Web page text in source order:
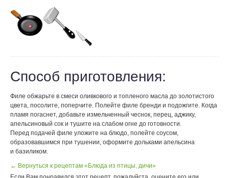
Способ приготовления:
Филе обжарьте в смеси оливкового и топленого масла до золотистого
цвета, посолите, поперчите. Полейте филе бренди и подожгите. Когда
пламя погаснет, добавьте измельченный чеснок, перец, аджику,
апельсиновый сок и тушите на слабом огне до готовности.
Перед подачей филе уложите на блюдо, полейте соусом,
образовавшимся при тушении, оформите дольками апельсина
и базиликом.
← Вернуться к рецептам «Блюда из птицы, дичи»